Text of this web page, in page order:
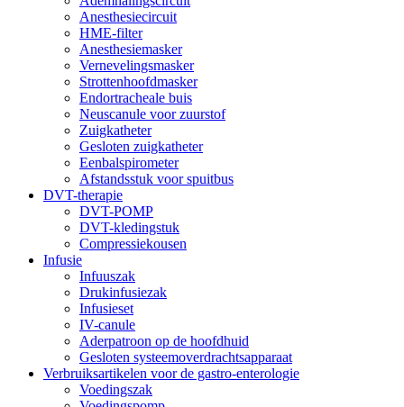
Anesthesiecircuit
HME-filter
Anesthesiemasker
Vernevelingsmasker
Strottenhoofdmasker
Endortracheale buis
Neuscanule voor zuurstof
Zuigkatheter
Gesloten zuigkatheter
Eenbalspirometer
Afstandsstuk voor spuitbus
DVT-therapie
DVT-POMP
DVT-kledingstuk
Compressiekousen
Infusie
Infuuszak
Drukinfusiezak
Infusieset
IV-canule
Aderpatroon op de hoofdhuid
Gesloten systeemoverdrachtsapparaat
Verbruiksartikelen voor de gastro-enterologie
Voedingszak